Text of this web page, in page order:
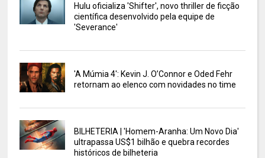
Hulu oficializa 'Shifter', novo thriller de ficção
científica desenvolvido pela equipe de
'Severance'
'A Múmia 4': Kevin J. O’Connor e Oded Fehr
retornam ao elenco com novidades no time
BILHETERIA | 'Homem-Aranha: Um Novo Dia'
ultrapassa US$1 bilhão e quebra recordes
históricos de bilheteria